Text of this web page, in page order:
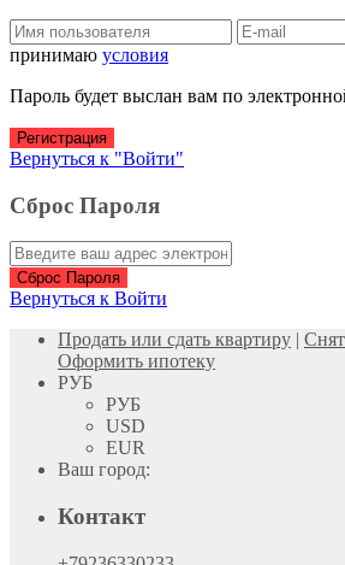
принимаю условия
Пароль будет выслан вам по
Регистрация
Вернуться к "Войти"
Сброс Пароля
Сброс Пароля
Вернуться к Войти
Продать или сдать квартиру |
Оформить ипотеку
РУБ
РУБ
USD
EUR
Ваш город:
Контакт